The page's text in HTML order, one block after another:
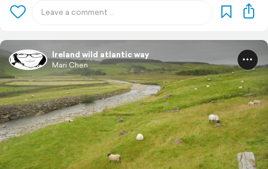
Ireland wild atlantic way
Mari Chen